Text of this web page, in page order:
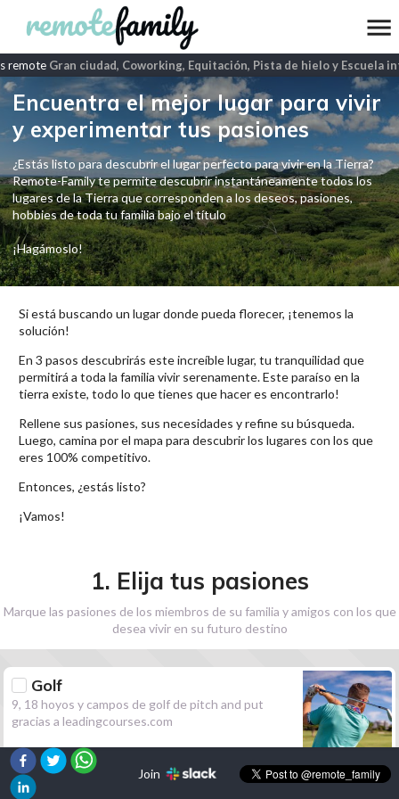
remoteGran ciudad, Coworking, Equitación, Pista de hielo y Escuela
Encuentra el mejor lugar para vivir
y experimentar tus pasiones
¿Estás listo para descubrir el lugar perfecto para vivir en la Tierra?
Remote-Family te permite descubrir instantáneamente todos los
lugares de la Tierra que corresponden a los deseos, pasiones,
hobbies de toda tu familia bajo el título
¡Hagámoslo!
Si está buscando un lugar donde pueda florecer, ¡tenemos la
solución!
En 3 pasos descubrirás este increíble lugar, tu tranquilidad que
permitirá a toda la familia vivir serenamente. Este paraíso en la
tierra existe, todo lo que tienes que hacer es encontrarlo!
Rellene sus pasiones, sus necesidades y refine su búsqueda.
Luego, camina por el mapa para descubrir los lugares con los que
eres 100% competitivo.
Entonces, ¿estás listo?
¡Vamos!
1. Elija tus pasiones
Marque las pasiones de los miembros de su familia y amigos con los que
desea vivir en su futuro destino
Golf
9, 18 hoyos y campos de golf de pitch and put
gracias a leadingcourses.com
Senderismo
Join